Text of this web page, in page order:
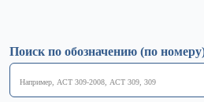
Поиск по обозначению (по